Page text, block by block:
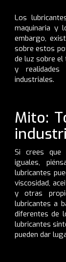
Los
maquinaria y
embargo,
sobre estos
de luz sobre
y realidades
industriales.
Mito:
Si crees que
iguales,
lubricantes
viscosidad,
y otras
lubricantes a
diferentes de
lubricantes
pueden dar